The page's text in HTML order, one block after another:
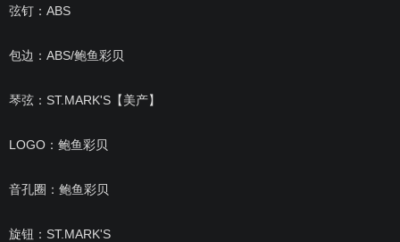
弦钉：ABS
包边：ABS/鲍鱼彩贝
琴弦：ST.MARK'S【美产】
LOGO：鲍鱼彩贝
音孔圈：鲍鱼彩贝
旋钮：ST.MARK'S